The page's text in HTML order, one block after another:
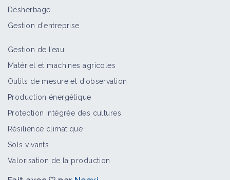
Désherbage
Gestion d'entreprise
Gestion de l’eau
Matériel et machines agricoles
Outils de mesure et d’observation
Production énergétique
Protection intégrée des cultures
Résilience climatique
Sols vivants
Valorisation de la production